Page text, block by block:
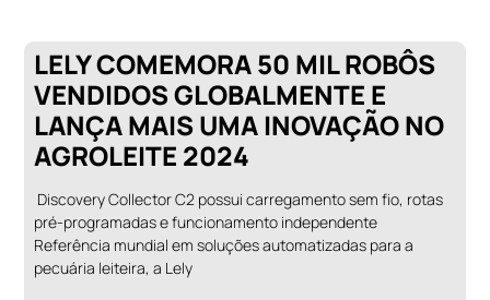
LELY COMEMORA 50 MIL ROBÔS
VENDIDOS GLOBALMENTE E
LANÇA MAIS UMA INOVAÇÃO NO
AGROLEITE 2024
Discovery Collector C2 possui carregamento sem fio, rotas
pré-programadas e funcionamento independente
Referência mundial em soluções automatizadas para a
pecuária leiteira, a Lely